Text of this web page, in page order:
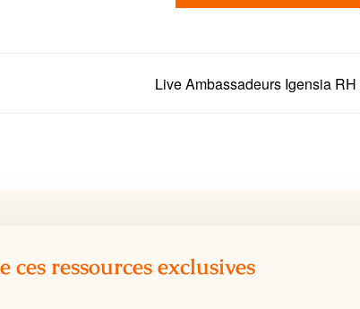
Live Ambassadeurs Igensia RH
ces ressources exclusives